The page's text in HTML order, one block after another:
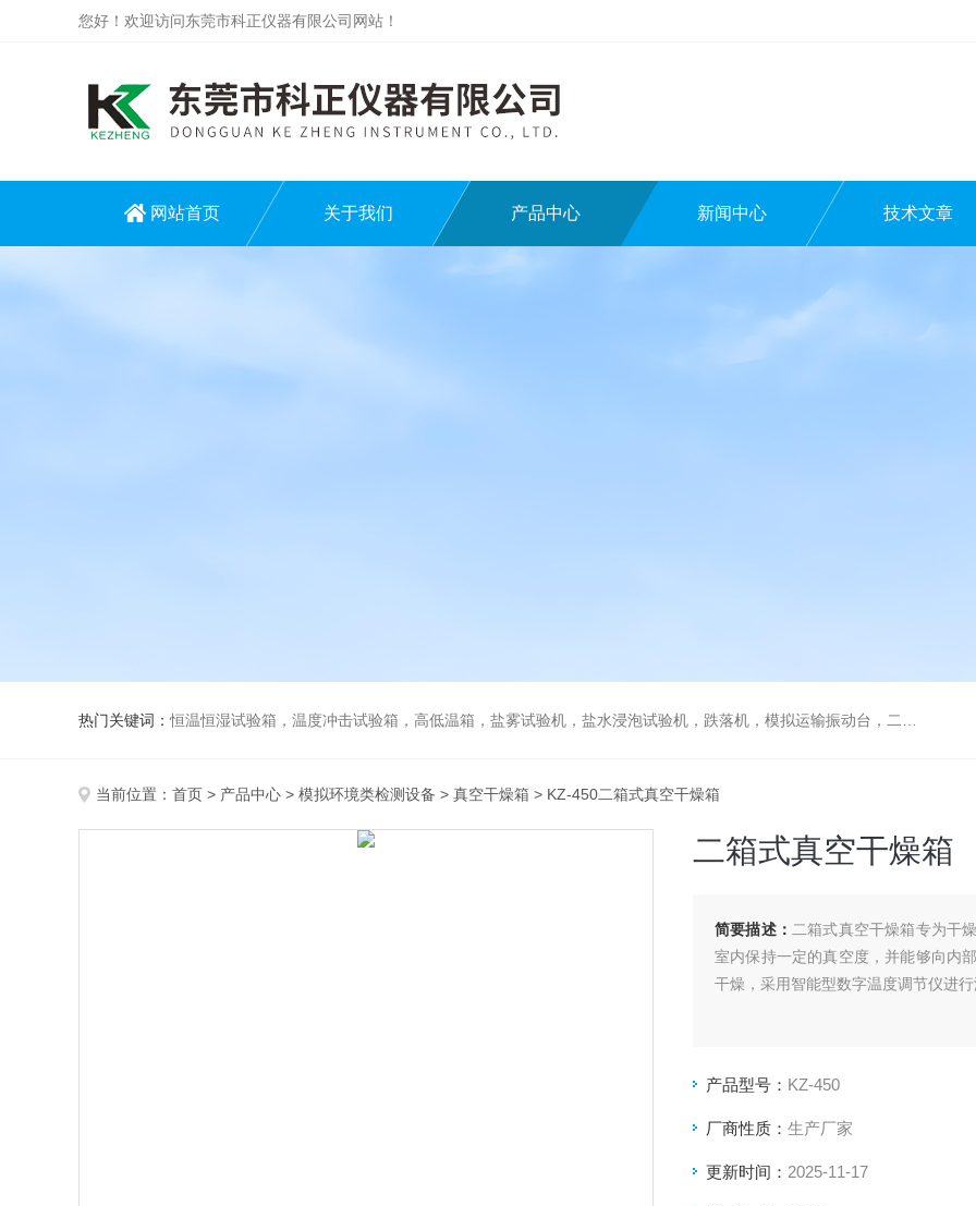
您好！欢迎访问东莞市科正仪器有限公司网站！
网站首页 关于我们 产品中心 新闻中心 技术文章
热门关键词：恒温恒湿试验箱，温度冲击试验箱，高低温箱，盐雾试验机，盐水浸泡试验机，跌落机，模拟运输振动台，二次元测量仪，烤箱等
当前位置： 首页 > 产品中心 > 模拟环境类检测设备 > 真空干燥箱 > KZ-450二箱式真空干燥箱
二箱式真空干燥箱
简要描述： 二箱式真空干燥箱专为干
室内保持一定的真空度，并能够向内
干燥，采用智能型数字温度调节仪进行
产品型号： KZ-450
厂商性质： 生产厂家
更新时间： 2025-11-17